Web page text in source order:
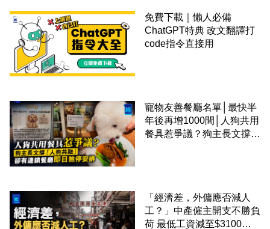
免費下載｜懶人必備
ChatGPT特典 改文翻譯打
code指令直接用
寵物友善餐廳名單│最快半
年後再增1000間│人狗共用
餐具惹爭議？狗主長文撐
「經濟差，外傭應否減人
工？」中產僱主開支不勝負
荷 最低工資減至$3100蚊